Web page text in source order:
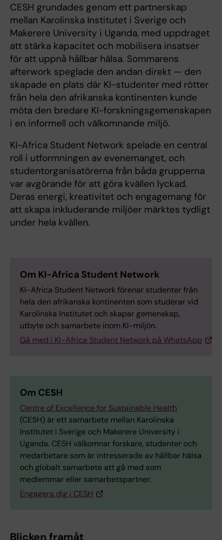
CESH grundades genom ett partnerskap
mellan Karolinska Institutet i Sverige och
Makerere University i Uganda, med uppdraget
att stärka kapacitet och mobilisera insatser
för att uppnå hållbar hälsa. Sommarens
afterwork speglade den andan direkt — den
skapade en plats där KI-studenter med rötter
från hela den afrikanska kontinenten kunde
möta den bredare KI-forskningsgemenskapen
i en informell och välkomnande miljö.
KI-Africa Student Network spelade en central
roll i utformningen av evenemanget, och
studentorganisatörerna från båda grupperna
var avgörande för att göra kvällen lyckad.
Deras energi, kreativitet och engagemang för
att skapa inkluderande miljöer märktes tydligt
under hela kvällen.
Om KI-Africa Student Network
KI-Africa Student Network förenar studenter från
hela den afrikanska kontinenten som studerar vid
Karolinska Institutet och skapar gemenskap,
utbyte och samarbete inom KI-miljön.
Gå med i KI-Africa Student Network på WhatsApp
Om CESH
Centre of Excellence for Sustainable Health
(CESH) är ett samarbete mellan Karolinska
Institutet i Sverige och Makerere University i
Uganda. CESH välkomnar forskare, studenter och
medarbetare som är intresserade av hållbar hälsa
och globalt samarbete att gå med som
medlemmar eller samarbetspartner.
Engagera dig i CESH
Blicken framåt